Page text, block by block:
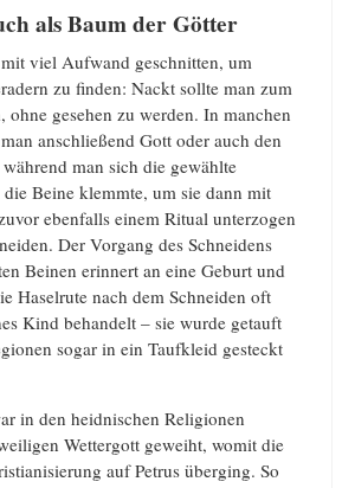
als Baum der Götter
viel Aufwand geschnitten, um
zu finden: Nackt sollte man zum
ohne gesehen zu werden. In manchen
anschließend Gott oder auch den
man sich die gewählte
Beine klemmte, um sie dann mit
ebenfalls einem Ritual unterzogen
Der Vorgang des Schneidens
Beinen erinnert an eine Geburt und
Haselrute nach dem Schneiden oft
Kind behandelt – sie wurde getauft
sogar in ein Taufkleid gesteckt
in den heidnischen Religionen
Wettergott geweiht, womit die
auf Petrus überging. So